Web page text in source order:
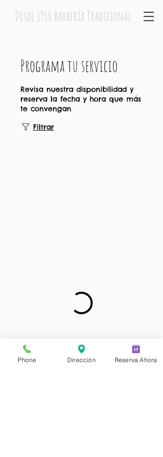
Desde 1966 Barbería Tradicional
Programa tu servicio
Revisa nuestra disponibilidad y
reserva la fecha y hora que más
te convengan
Filtrar
Phone Dirección Reserva Ahora